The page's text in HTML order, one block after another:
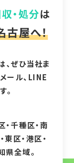
・処分は
古屋へ！
、ぜひ当社ま
ール、LINE
。
・千種区・南
東区・港区・
県全域。